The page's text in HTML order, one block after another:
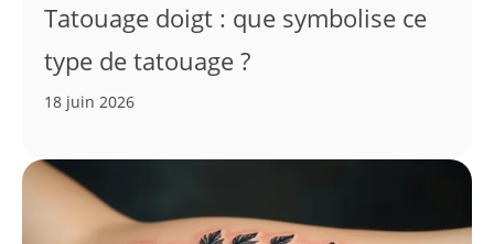
Tatouage doigt : que symbolise ce
type de tatouage ?
18 juin 2026